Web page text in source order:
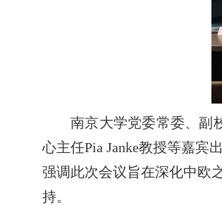
南京大学党委常委、副
心主任Pia Janke教授等嘉宾
强调此次会议旨在深化中欧
持。